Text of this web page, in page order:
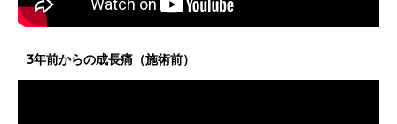
3年前からの成長痛（施術前）